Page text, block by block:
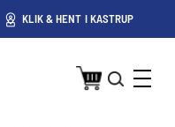
KLIK & HENT I KASTRUP